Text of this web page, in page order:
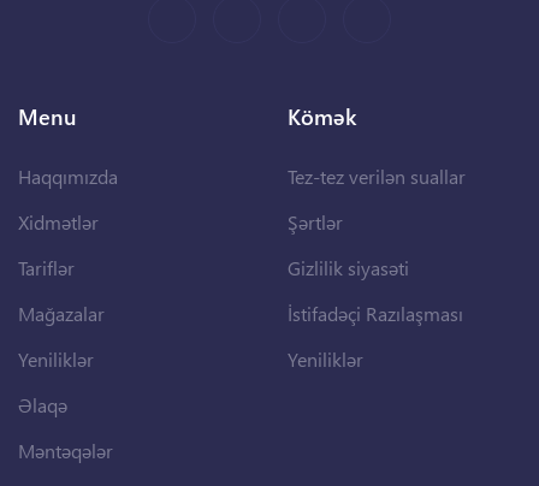
Menu
Haqqımızda
Xidmətlər
Tariflər
Mağazalar
Yeniliklər
Əlaqə
Məntəqələr
Kömək
Tez-tez verilən suallar
Şərtlər
Gizlilik siyasəti
İstifadəçi Razılaşması
Yeniliklər